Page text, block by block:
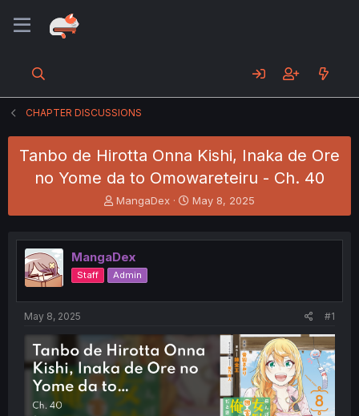
CHAPTER DISCUSSIONS
Tanbo de Hirotta Onna Kishi, Inaka de Ore
no Yome da to Omowareteiru - Ch. 40
T
h
e
a
d
s
t
t
e
r
MangaDex
S
t
r
t
May 8, 2025
MangaDex
Staff Admin
May 8, 2025 #1